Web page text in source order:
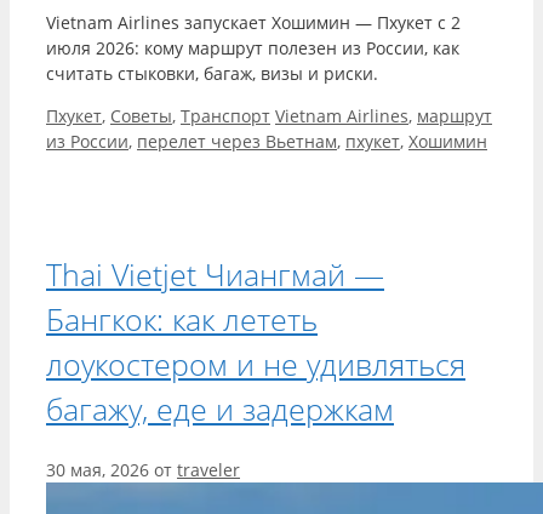
Vietnam Airlines запускает Хошимин — Пхукет с 2
июля 2026: кому маршрут полезен из России, как
считать стыковки, багаж, визы и риски.
Рубрики
Пхукет, Советы, Транспорт Метки
Vietnam Airlines, маршрут
из России, перелет через Вьетнам, пхукет, Хошимин
Thai Vietjet Чиангмай —
Бангкок: как лететь
лоукостером и не удивляться
багажу, еде и задержкам
30 мая, 2026 от traveler